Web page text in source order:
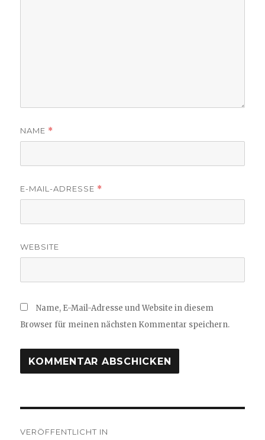
NAME *
E-MAIL-ADRESSE *
WEBSITE
Name, E-Mail-Adresse und Website in diesem
Browser für meinen nächsten Kommentar speichern.
VERÖFFENTLICHT IN